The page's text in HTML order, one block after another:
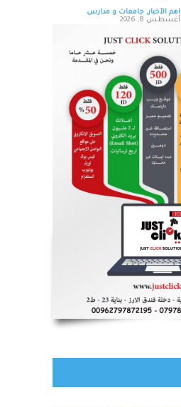
اهم الأخبار, جامعات و مدارس
أغسطس 8, 2026
التكنولوجيا الزراعية في عمان
الأهلية تشارك بفعاليات اليوم
العالمي لمكافحة التصحر
والجفاف 2026
اهم الأخبار
جامعات و مدارس
أغسطس 8, 2026
هندسة عمان الأهلية تحصد
المركز الأول بمسابقة مشاريع
اهم الأخبار,جامعات و مدارس
أغسطس 8, 2026